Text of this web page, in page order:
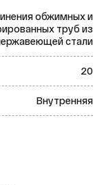
обжимных и
труб из
стали
20
Внутренняя